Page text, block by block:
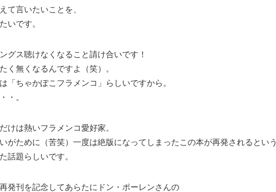
て言いたいことを、
いです。
グス聴けなくなること請け合いです！
く無くなるんですよ（笑）。
「ちゃかぽこフラメンコ」らしいですから。
・。
けは熱いフラメンコ愛好家。
がために（苦笑）一度は絶版になってしまったこの本が再発されるという
話題らしいです。
発刊を記念してあらたにドン・ポーレンさんの